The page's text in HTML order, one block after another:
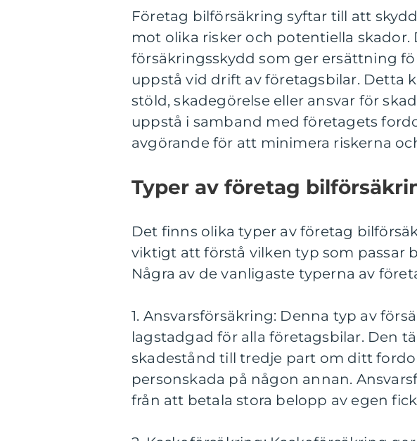
Företag bilförsäkring syftar till att
mot olika risker och potentiella skador.
försäkringsskydd som ger ersättning
uppstå vid drift av företagsbilar. Detta
stöld, skadegörelse eller ansvar för
uppstå i samband med företagets
avgörande för att minimera riskerna
Typer av företag
Det finns olika typer av företag
viktigt att förstå vilken typ som passar
Några av de vanligaste typerna av
1. Ansvarsförsäkring: Denna typ av
lagstadgad för alla företagsbilar. Den
skadestånd till tredje part om ditt
personskada på någon annan.
från att betala stora belopp av egen